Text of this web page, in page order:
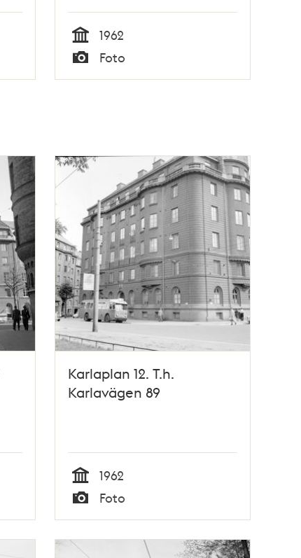
Tid
1962
Typ
Foto
Karlaplan 12. T.h.
Karlavägen 89
Tid
1962
Typ
Foto